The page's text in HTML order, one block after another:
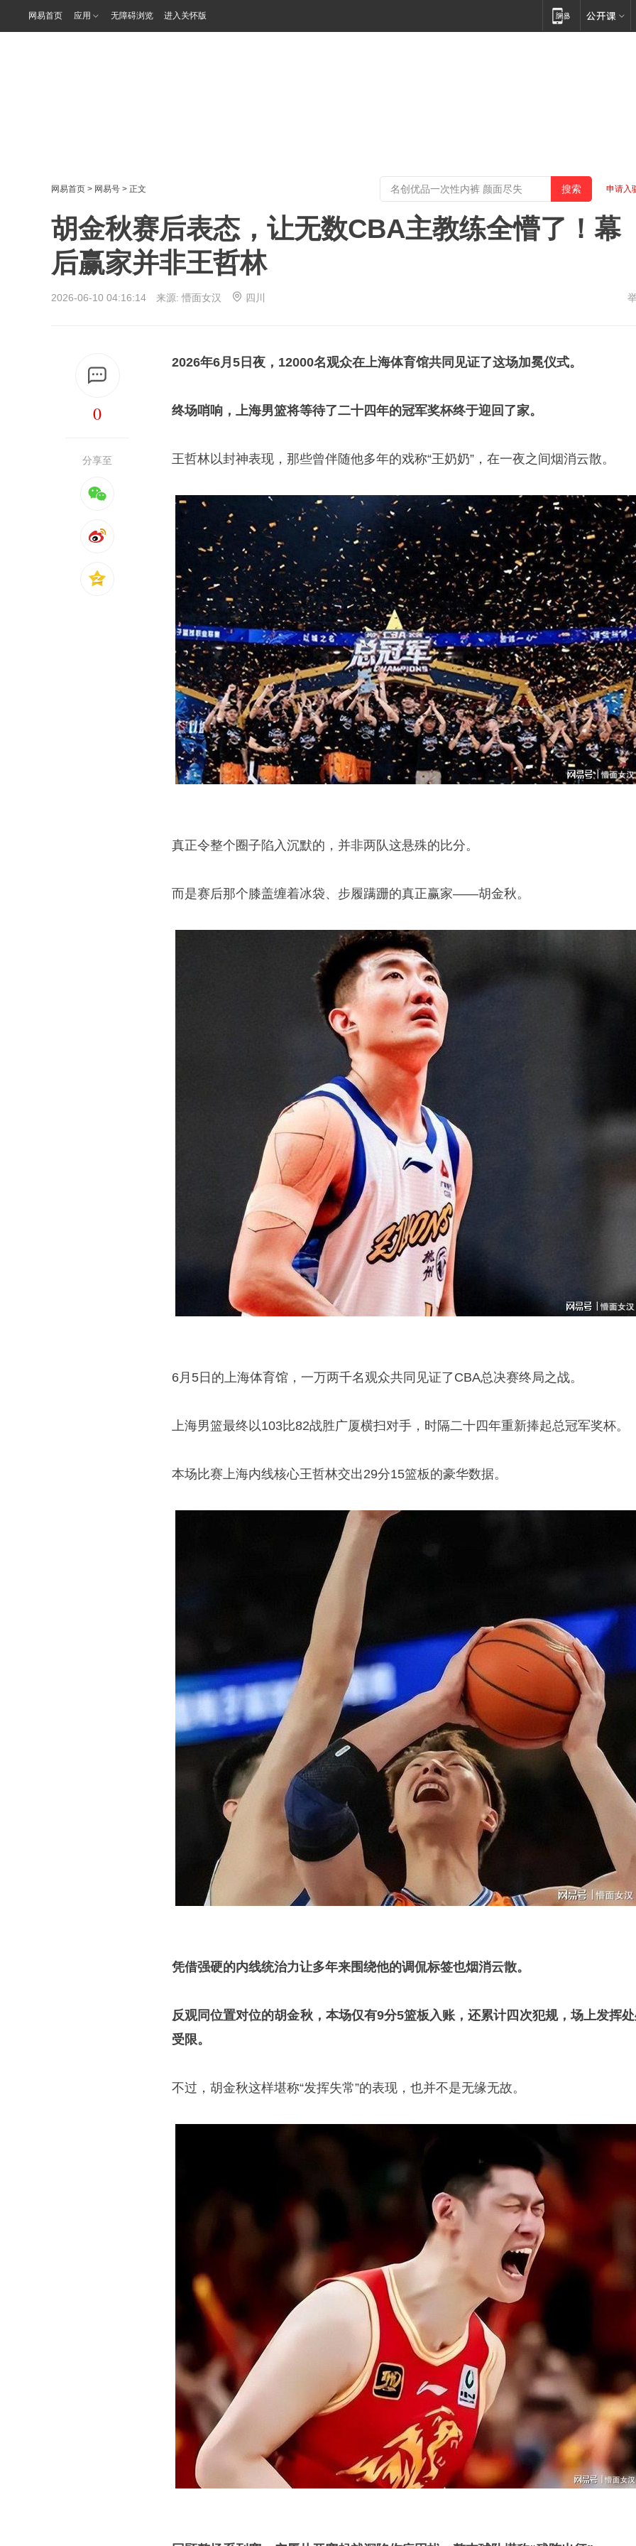
网易首页 应用 无障碍浏览 进入关怀版
网易首页 > 网易号 > 正文 申请入
胡金秋赛后表态，让无数CBA主教练全懵了！幕
后赢家并非王哲林
2026-06-10 04:16:14 来源: 懵面女汉 四川
0
分享至
2026年6月5日夜，12000名观众在上海体育馆共同见证了这场加冕仪式。
终场哨响，上海男篮将等待了二十四年的冠军奖杯终于迎回了家。
王哲林以封神表现，那些曾伴随他多年的戏称“王奶奶”，在一夜之间烟消云散。
真正令整个圈子陷入沉默的，并非两队这悬殊的比分。
而是赛后那个膝盖缠着冰袋、步履蹒跚的真正赢家——胡金秋。
6月5日的上海体育馆，一万两千名观众共同见证了CBA总决赛终局之战。
上海男篮最终以103比82战胜广厦横扫对手，时隔二十四年重新捧起总冠军奖杯。
本场比赛上海内线核心王哲林交出29分15篮板的豪华数据。
凭借强硬的内线统治力让多年来围绕他的调侃标签也烟消云散。
反观同位置对位的胡金秋，本场仅有9分5篮板入账，还累计四次犯规，场上发挥
受限。
不过，胡金秋这样堪称“发挥失常”的表现，也并不是无缘无故。